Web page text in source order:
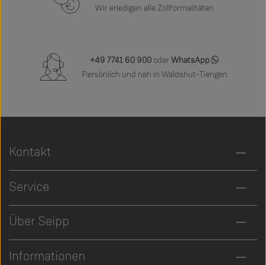
Wir erledigen alle Zollformalitäten
+49 7741 60 900 oder WhatsApp
Persönlich und nah in Waldshut-Tiengen
Kontakt
Service
Über Seipp
Informationen